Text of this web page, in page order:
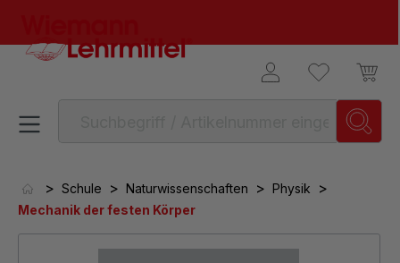
> Schule > Naturwissenschaften > Physik >
Mechanik der festen Körper